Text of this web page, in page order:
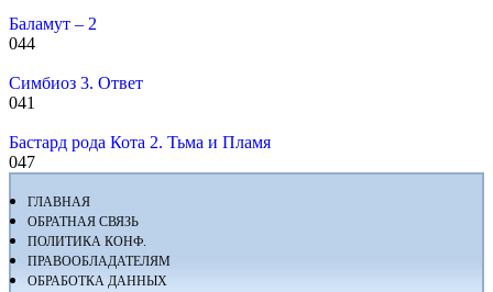
Баламут – 2
044
Симбиоз 3. Ответ
041
Бастард рода Кота 2. Тьма и Пламя
047
ГЛАВНАЯ
ОБРАТНАЯ СВЯЗЬ
ПОЛИТИКА КОНФ.
ПРАВООБЛАДАТЕЛЯМ
ОБРАБОТКА ДАННЫХ